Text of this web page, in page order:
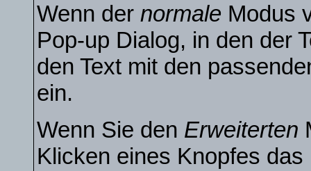
Wenn der normale Modus
Pop-up Dialog, in den der
den Text mit den
ein.
Wenn Sie den Erweiterten
Klicken eines Knopfes